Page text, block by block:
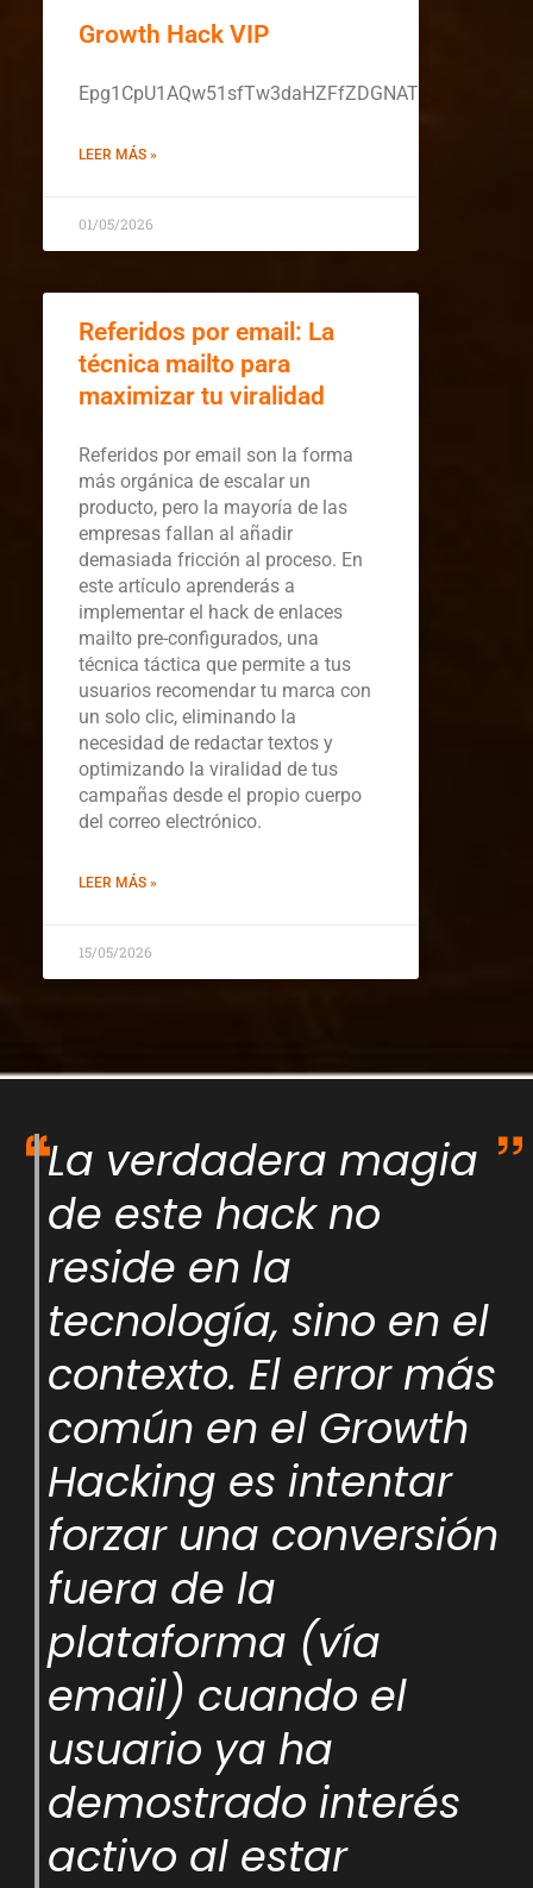
Growth Hack VIP
LEER MÁS »
01/05/2026
Referidos por email: La
técnica mailto para
maximizar tu viralidad
Referidos por email son la forma
más orgánica de escalar un
producto, pero la mayoría de las
empresas fallan al añadir
demasiada fricción al proceso. En
este artículo aprenderás a
implementar el hack de enlaces
mailto pre-configurados, una
técnica táctica que permite a tus
usuarios recomendar tu marca con
un solo clic, eliminando la
necesidad de redactar textos y
optimizando la viralidad de tus
campañas desde el propio cuerpo
del correo electrónico.
LEER MÁS »
15/05/2026
La verdadera magia
de este hack no
reside en la
tecnología, sino en el
contexto. El error más
común en el Growth
Hacking es intentar
forzar una conversión
fuera de la
plataforma (vía
email) cuando el
usuario ya ha
demostrado interés
activo al estar